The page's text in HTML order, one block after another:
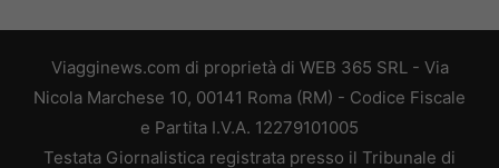
Viagginews.com di proprietà di WEB 365 SRL - Via
Nicola Marchese 10, 00141 Roma (RM) - Codice Fiscale
e Partita I.V.A. 12279101005
Testata Giornalistica registrata presso il Tribunale di